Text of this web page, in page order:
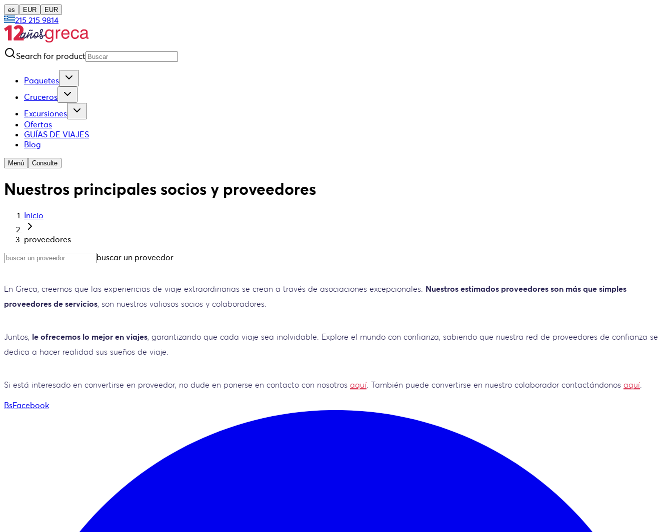
es EUR EUR
215 215 9814
Search for product
Paquetes
Cruceros
Excursiones
Ofertas
GUÍAS DE VIAJES
Blog
Menú Consulte
Nuestros principales socios y proveedores
Inicio
proveedores
buscar un proveedor
En Greca, creemos que las experiencias de viaje extraordinarias se crean a través de asociaciones excepcionales. Nuestros estimados proveedores son más que simples
proveedores de servicios; son nuestros valiosos socios y colaboradores.
Juntos, le ofrecemos lo mejor en viajes, garantizando que cada viaje sea inolvidable. Explore el mundo con confianza, sabiendo que nuestra red de proveedores de confianza se
dedica a hacer realidad sus sueños de viaje.
Si está interesado en convertirse en proveedor, no dude en ponerse en contacto con nosotros aquí . También puede convertirse en nuestro colaborador contactándonos aquí
BsFacebook